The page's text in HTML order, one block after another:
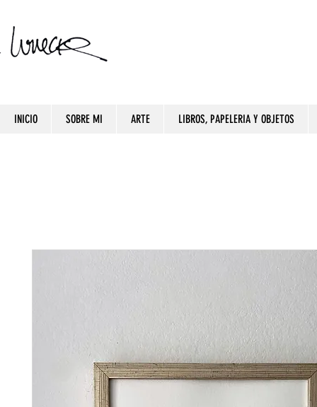
INICIO SOBRE MI ARTE LIBROS, PAPELERIA Y OBJETOS